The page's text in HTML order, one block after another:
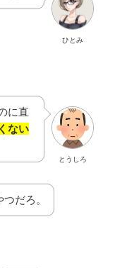
ひとみ
とうしろ
に直
ない
だろ。